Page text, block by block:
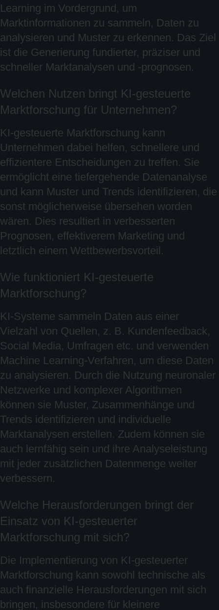
Learning im Vordergrund, um
Marktinformationen zu sammeln, Daten zu
analysieren und Muster zu erkennen. Das Ziel
ist die Generierung fundierter, präziser und
schneller Marktanalysen und -prognosen.
Welchen Nutzen bringt KI-gesteuerte
Marktforschung für Unternehmen?
KI-gesteuerte Marktforschung kann
Unternehmen dabei helfen, schnellere und
effizientere Entscheidungen zu treffen. Sie
ermöglicht eine tiefergehende Datenanalyse
und kann Muster und Trends identifizieren, die
sonst möglicherweise übersehen worden
wären. Dies resultiert in verbesserten
Prognosen, effektiverem Marketing und
letztlich einem Wettbewerbsvorteil.
Wie funktioniert KI-gesteuerte
Marktforschung?
KI-Systeme sammeln Daten aus einer
Vielzahl von Quellen, z. B. Kundenfeedback,
Social Media, Umfragen etc. und verwenden
Machine Learning-Verfahren, um diese Daten
zu analysieren. Durch die Nutzung neuronaler
Netzwerke und komplexer Algorithmen
können sie Muster, Zusammenhänge und
Trends identifizieren und individuelle
Marktanalysen erstellen. Zudem können sie
auch lernfähig sein und ihre Analyseleistung
mit jeder zusätzlichen Datenmenge weiter
verbessern.
Welche Herausforderungen bringt der
Einsatz von KI-gesteuerter
Marktforschung mit sich?
Die Implementierung von KI-gesteuerter
Marktforschung kann sowohl technische als
auch finanzielle Herausforderungen mit sich
bringen, insbesondere für kleinere